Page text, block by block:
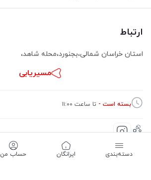
ارتباط
استان خراسان شمالی،بجنورد،محله شاهد،
مسیریابی
بسته است - تا ساعت ۱۱:۰۰
دسته‌بندی ‌ایرانگان حساب من